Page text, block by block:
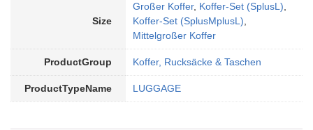
Size
Großer Koffer, Koffer-Set (SplusL)
Koffer-Set (SplusMplusL)
Mittelgroßer Koffer
ProductGroup Koffer, Rucksäcke & Taschen
ProductTypeName LUGGAGE